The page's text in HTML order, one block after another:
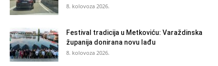
8. kolovoza 2026.
Festival tradicija u Metkoviću: Varaždinska
županija donirana novu lađu
8. kolovoza 2026.